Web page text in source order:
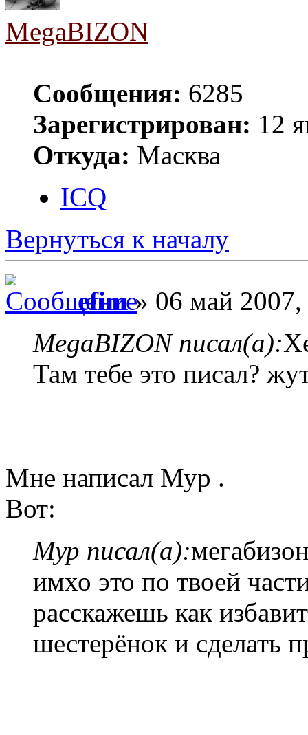
MegaBIZON
Сообщения: 6285
Зарегистрирован: 12
Откуда: Масква
ICQ
Вернуться к началу
efim» 06 май 2007,
MegaBIZON писал(а):
Там тебе это писал?
Мне написал Мур .
Вот:
Мур писал(а):
имхо это по твоей
расскажешь как
шестерёнок и сделать